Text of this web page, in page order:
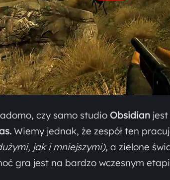
czy samo studio Obsidian
Wiemy jednak, że zespół ten
jak i mniejszymi), a zielone
gra jest na bardzo wczesnym